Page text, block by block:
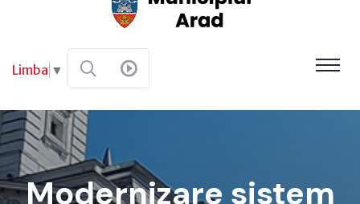
Limba ▼
Modernizare sistem